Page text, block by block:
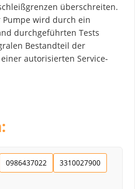
überschreiten.
wird durch ein
durchgeführten Tests
Bestandteil der
autorisierten Service-
0986437022
3310027900